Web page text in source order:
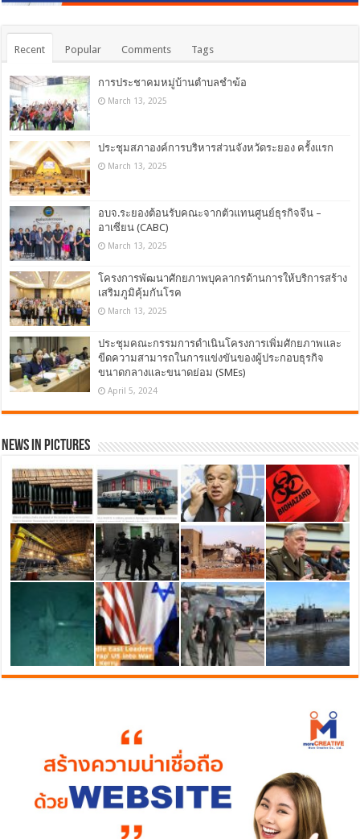
Recent Popular Comments Tags
การประชาคมหมู่บ้านตำบลชำฆ้อ
March 13, 2025
ประชุมสภาองค์การบริหารส่วนจังหวัดระยอง ครั้งแรก
March 13, 2025
อบจ.ระยองต้อนรับคณะจากตัวแทนศูนย์ธุรกิจจีน –
อาเซียน (CABC)
March 13, 2025
โครงการพัฒนาศักยภาพบุคลากรด้านการให้บริการสร้าง
เสริมภูมิคุ้มกันโรค
March 13, 2025
ประชุมคณะกรรมการดำเนินโครงการเพิ่มศักยภาพและ
ขีดความสามารถในการแข่งขันของผู้ประกอบธุรกิจ
ขนาดกลางและขนาดย่อม (SMEs)
April 5, 2024
News in Pictures